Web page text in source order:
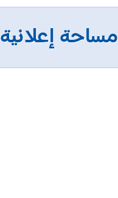
مساحة إعلانية